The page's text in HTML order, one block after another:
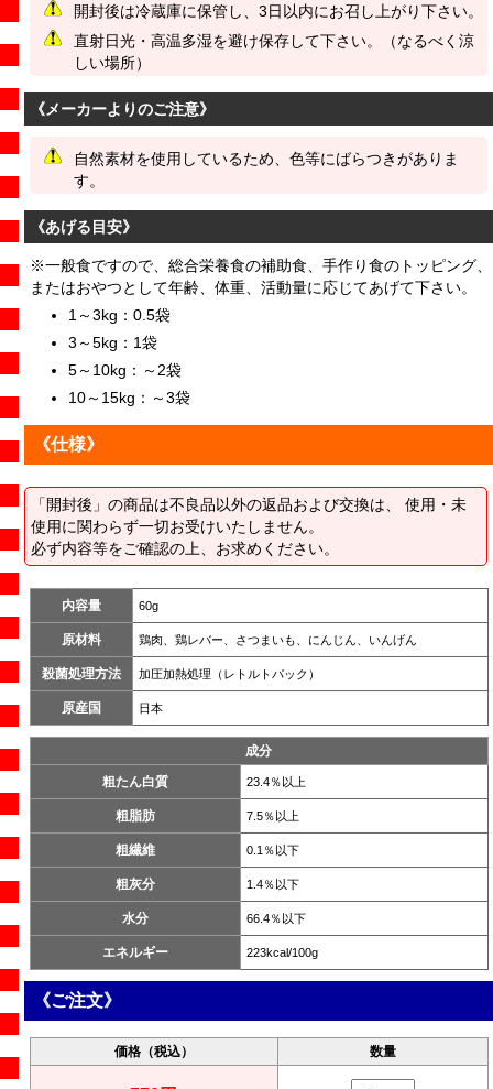
開封後は冷蔵庫に保管し、3日以内にお召し上がり下さい。
直射日光・高温多湿を避け保存して下さい。（なるべく涼
しい場所）
《メーカーよりのご注意》
自然素材を使用しているため、色等にばらつきがありま
す。
《あげる目安》
※一般食ですので、総合栄養食の補助食、手作り食のトッピング、
またはおやつとして年齢、体重、活動量に応じてあげて下さい。
1～3kg：0.5袋
3～5kg：1袋
5～10kg：～2袋
10～15kg：～3袋
《仕様》
「開封後」の商品は不良品以外の返品および交換は、 使用・未
使用に関わらず一切お受けいたしません。
必ず内容等をご確認の上、お求めください。
内容量 60g
原材料 鶏肉、鶏レバー、さつまいも、にんじん、いんげん
殺菌処理方法 加圧加熱処理（レトルトパック）
原産国 日本
成分
粗たん白質
23.4％以上
粗脂肪 7.5％以上
粗繊維 0.1％以下
粗灰分 1.4％以下
水分 66.4％以下
エネルギー 223kcal/100g
《ご注文》
価格（税込） 数量